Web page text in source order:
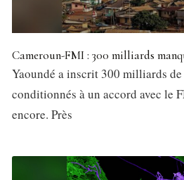
Cameroun-FMI : 300 milliards
Yaoundé a inscrit 300 milliards de
conditionnés à un accord avec le
encore. Près